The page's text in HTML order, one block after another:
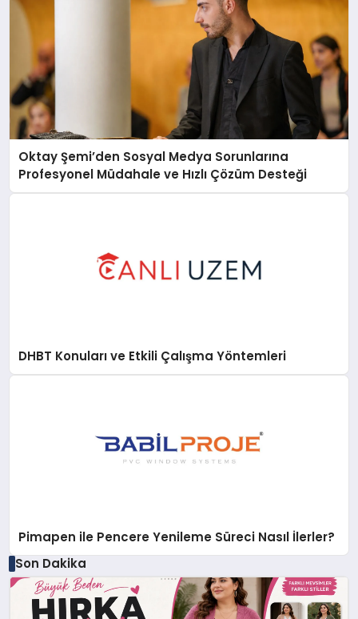
Oktay Şemi’den Sosyal Medya Sorunlarına
Profesyonel Müdahale ve Hızlı Çözüm Desteği
DHBT Konuları ve Etkili Çalışma Yöntemleri
Pimapen ile Pencere Yenileme Süreci Nasıl İlerler?
Son Dakika